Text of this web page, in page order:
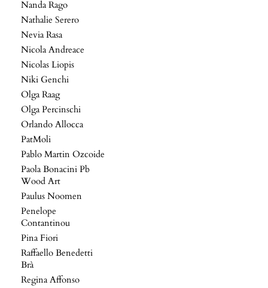
Nanda Rago
Nathalie Serero
Nevia Rasa
Nicola Andreace
Nicolas Liopis
Niki Genchi
Olga Raag
Olga Percinschi
Orlando Allocca
PatMoli
Pablo Martin Ozcoide
Paola Bonacini Pb
Wood Art
Paulus Noomen
Penelope
Contantinou
Pina Fiori
Raffaello Benedetti
Brà
Regina Affonso